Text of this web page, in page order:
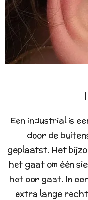
Een industrial is
door de
geplaatst. Het
het gaat om één
het oor gaat. In
extra lange